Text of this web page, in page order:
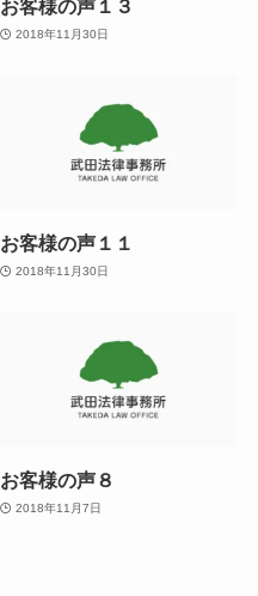
お客様の声１３
2018年11月30日
お客様の声１１
2018年11月30日
お客様の声８
2018年11月7日